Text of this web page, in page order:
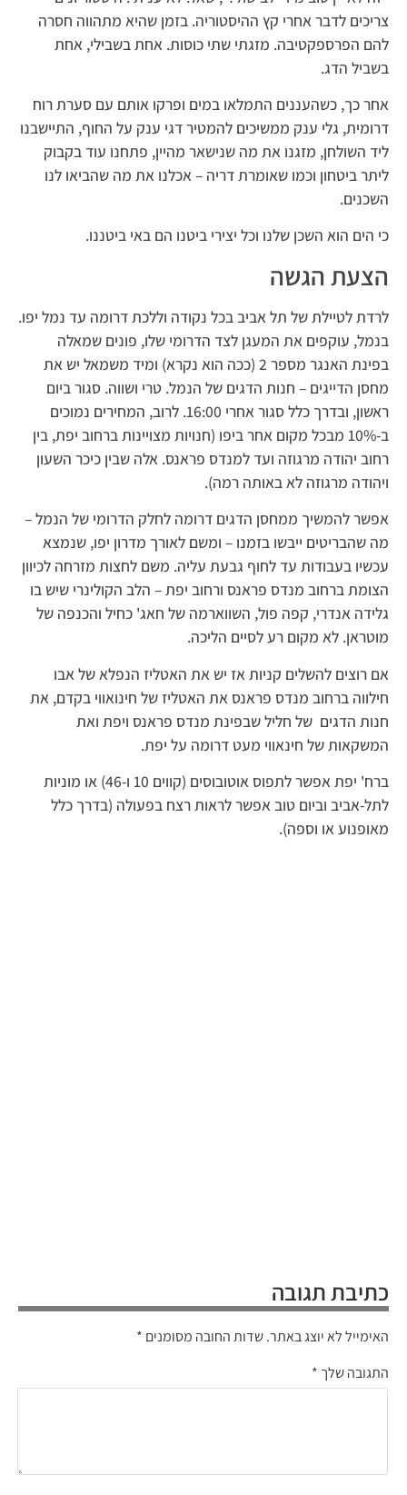
צריכים לדבר אחרי קץ ההיסטוריה. בזמן שהיא מתהווה חסרה
להם הפרספקטיבה. מזגתי שתי כוסות. אחת בשבילי, אחת
בשביל הדג.
אחר כך, כשהעננים התמלאו במים ופרקו אותם עם סערת רוח
דרומית, גלי ענק ממשיכים להמטיר דגי ענק על החוף, התיישבנו
ליד השולחן, מזגנו את מה שנישאר מהיין, פתחנו עוד בקבוק
ליתר ביטחון וכמו שאומרת דריה – אכלנו את מה שהביאו לנו
השכנים.
כי הים הוא השכן שלנו וכל יצירי ביטנו הם באי ביטננו.
הצעת הגשה
לרדת לטיילת של תל אביב בכל נקודה וללכת דרומה עד נמל יפו.
בנמל, עוקפים את המעגן לצד הדרומי שלו, פונים שמאלה
בפינת האנגר מספר 2 (ככה הוא נקרא) ומיד משמאל יש את
מחסן הדייגים – חנות הדגים של הנמל. טרי ושווה. סגור ביום
ראשון, ובדרך כלל סגור אחרי 16:00. לרוב, המחירים נמוכים
ב-10% מבכל מקום אחר ביפו (חנויות מצויינות ברחוב יפת, בין
רחוב יהודה מרגוזה ועד למנדס פראנס. אלה שבין כיכר השעון
ויהודה מרגוזה לא באותה רמה).
אפשר להמשיך ממחסן הדגים דרומה לחלק הדרומי של הנמל –
מה שהבריטים ייבשו בזמנו – ומשם לאורך מדרון יפו, שנמצא
עכשיו בעבודות עד לחוף גבעת עליה. משם לחצות מזרחה לכיוון
הצומת ברחוב מנדס פראנס ורחוב יפת – הלב הקולינרי שיש בו
גלידה אנדרי, קפה פול, השווארמה של חאג' כחיל והכנפה של
מוטראן. לא מקום רע לסיים הליכה.
אם רוצים להשלים קניות אז יש את האטליז הנפלא של אבו
חילווה ברחוב מנדס פראנס את האטליז של חינואווי בקדם, את
חנות הדגים של חליל שבפינת מנדס פראנס ויפת ואת
המשקאות של חינאווי מעט דרומה על יפת.
ברח' יפת אפשר לתפוס אוטובוסים (קווים 10 ו-46) או מוניות
לתל-אביב וביום טוב אפשר לראות רצח בפעולה (בדרך כלל
מאופנוע או וספה).
כתיבת תגובה
האימייל לא יוצג באתר.שדות החובה מסומנים *
התגובה שלך *